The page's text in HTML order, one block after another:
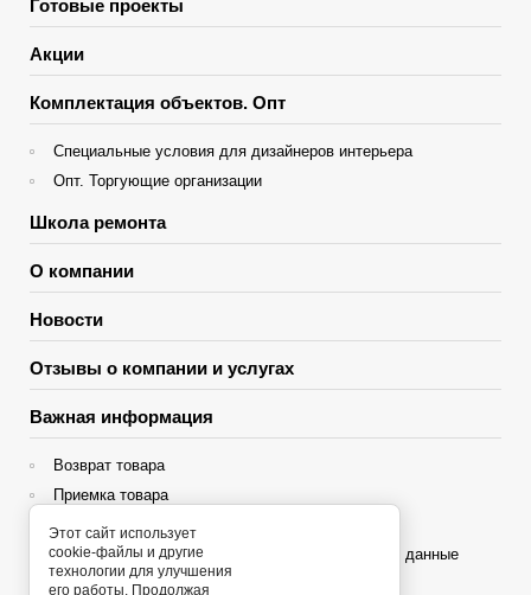
Готовые проекты
Акции
Комплектация объектов. Опт
Специальные условия для дизайнеров интерьера
Опт. Торгующие организации
Школа ремонта
О компании
Новости
Отзывы о компании и услугах
Важная информация
Возврат товара
Приемка товара
Гарантия
Политика конфиденциальности и персональные данные
Этот сайт использует
cookie-файлы и другие
технологии для улучшения
его работы. Продолжая